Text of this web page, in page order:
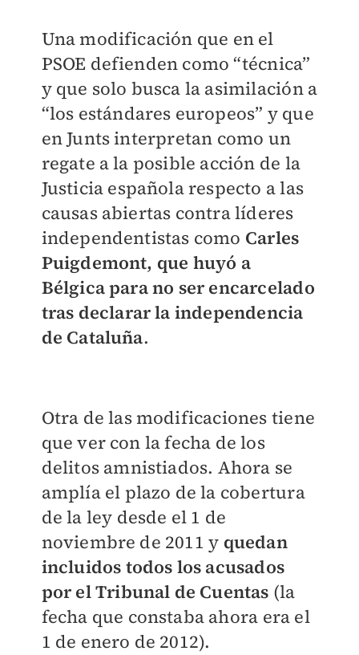
Una modificación que en el
PSOE defienden como “técnica”
y que solo busca la asimilación a
“los estándares europeos” y que
en Junts interpretan como un
regate a la posible acción de la
Justicia española respecto a las
causas abiertas contra líderes
independentistas como Carles
Puigdemont, que huyó a
Bélgica para no ser encarcelado
tras declarar la independencia
de Cataluña.
Otra de las modificaciones tiene
que ver con la fecha de los
delitos amnistiados. Ahora se
amplía el plazo de la cobertura
de la ley desde el 1 de
noviembre de 2011 y quedan
incluidos todos los acusados
por el Tribunal de Cuentas (la
fecha que constaba ahora era el
1 de enero de 2012).